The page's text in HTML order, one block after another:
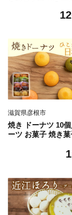
め コメ お米 ご飯
か月 1年 1年定期便
滋賀県彦根市
焼き ドーナツ 10
ーツ お菓子 焼き
ーなつ ひこね日和
物 ギフト 贈答 プ
賀 彦根